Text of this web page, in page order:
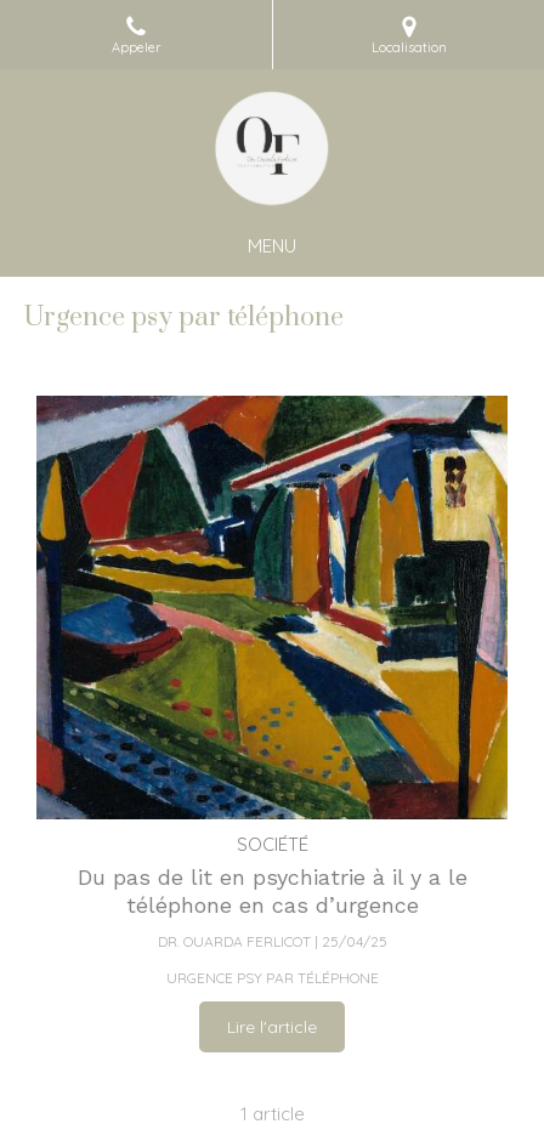
Appeler Localisation
MENU
Urgence psy par téléphone
SOCIÉTÉ
Du pas de lit en psychiatrie à il y a le
téléphone en cas d’urgence
DR. OUARDA FERLICOT
25/04/25
URGENCE PSY PAR TÉLÉPHONE
Lire l'article
1 article